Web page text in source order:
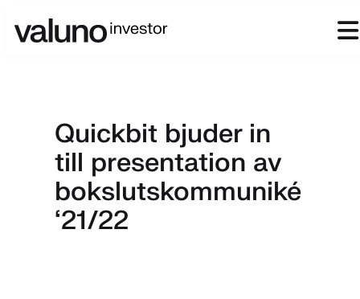
Quickbit bjuder in
till presentation av
bokslutskommuniké
‘21/22